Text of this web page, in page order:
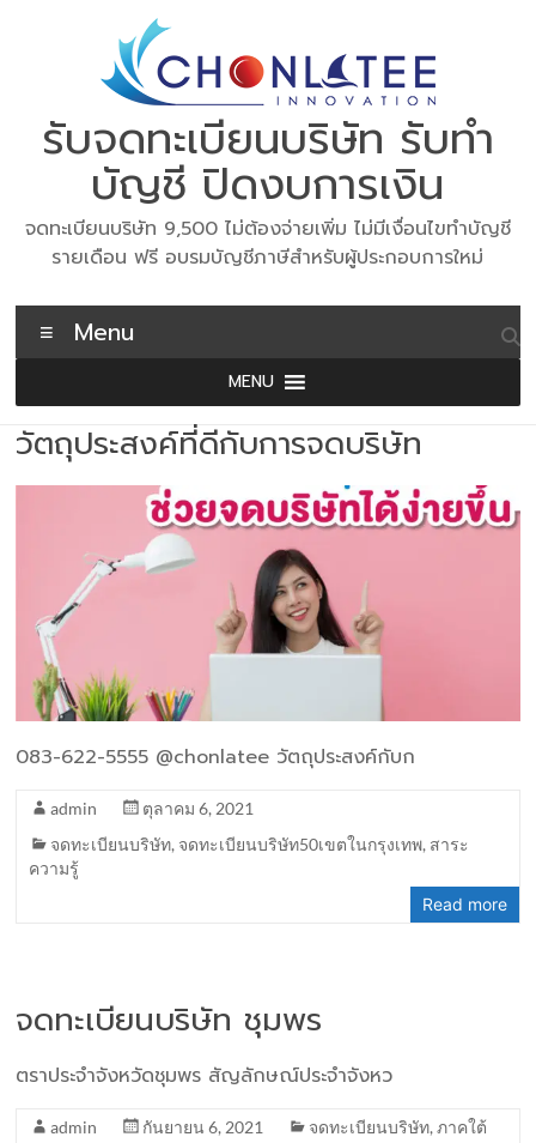
รับจดทะเบียนบริษัท รับทำ
บัญชี ปิดงบการเงิน
จดทะเบียนบริษัท 9,500 ไม่ต้องจ่ายเพิ่ม ไม่มีเงื่อนไขทำบัญชี
รายเดือน ฟรี อบรมบัญชีภาษีสำหรับผู้ประกอบการใหม่
Menu
MENU
วัตถุประสงค์ที่ดีกับการจดบริษัท
083-622-5555 @chonlatee วัตถุประสงค์กับก
admin
ตุลาคม 6, 2021
จดทะเบียนบริษัท, จดทะเบียนบริษัท50เขตในกรุงเทพ, สาระ
ความรู้
Read more
จดทะเบียนบริษัท ชุมพร
ตราประจำจังหวัดชุมพร สัญลักษณ์ประจำจังหว
admin กันยายน 6, 2021 จดทะเบียนบริษัท,ภาคใต้